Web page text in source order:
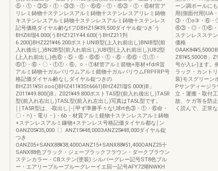
⑤・①・③⑤・①・③③・①・⑥⑥・①・⑥③・①・⑥材官ア
リレミ鋳物十ステンレスアルミ鋳物十ステンレスアリレミ鋳物
キステンレスアルミ鋳物十ステンレスアルミ鋳物十ステンレス
記号価格ダイヤル齢なtフDBHZ15¥39,500ダイヤル錠つき`う
BHZlll瑠4.000(うBHZ121Y44.600(うBHZ211判
6.200()BHZ221¥46.200ポストUNlB型(上入れ前出し)BNlB型(前
入れ後出し)BN2B型(前入れ前出し)UBl型(上入れ前出し)UB2型
(上入れ前出し)色⑥・⑤・⑥・⑥⑥・①・⑥・⑥⑥・①,①・
⑥①・⑥・〇・①①・⑥。○・①材管アルミ箭物+形材+fdrR旨
アルミ鋳物十ガルバリウムアルミ鏡物十ガルバリウムFRPFRP号
格記価ダイヤル齢なしダイヤル錠つきの
BHZ311¥Sl.ooo()BHZ411¥3St6661)BHZ421瑠S.000t)B」
Z011¥49.800()B」Z021¥49.800ポストTA5型(前入れ後出し)TA5R
型(前入れ右出し)TA5L型(前入れ左出し)写真はTA5L型です。
￨￨TA5R型は、‐取出し￨‐￨甲ず準勝手々な!,球rt色③・①・⑥命・
〇・∩)・電り・)・6b・材質アルミ鏡物十ステンレスアルミ鋳物
+ステンレスアルミ鎌物+ステンレス号格記価タイヤル都な￨ン
OANZ05¥35,000〔〕ANZ15¥48,000ЭANZ25¥48,000ダイヤル錠
つき
OANZ05+SANX88¥38,400OANZ15+SANX88¥51,400OANZ25十
SANX88色ブラック・ジェーブラックフラウン・ダークブラウン
ステンカラー・CBステン(塗装).シルバーグレー記号ST8色ブル
ー・エアリーブルーブルーグレーイエ回一記号AFY72瑚NWKH
ーン調ポールに
用(側面付用)UA
③・①o③・⑥
⑥③・◎・①⑥・◎
ステンレスステ
価格
Z81¥5,500OB」
号が入レ)ます。
ラック・カント
装)モスグリーン
Pサンディージ
立・運搬・取付
故、ケガ等を防
く読んで、正常